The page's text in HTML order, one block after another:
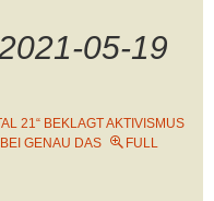
05-19
21“ BEKLAGT AKTIVISMUS
GENAU DAS
FULL